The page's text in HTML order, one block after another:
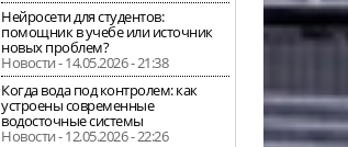
Нейросети для студентов:
помощник в учебе или источник
новых проблем?
Новости - 14.05.2026 - 21:38
Когда вода под контролем: как
устроены современные
водосточные системы
Новости - 12.05.2026 - 22:26